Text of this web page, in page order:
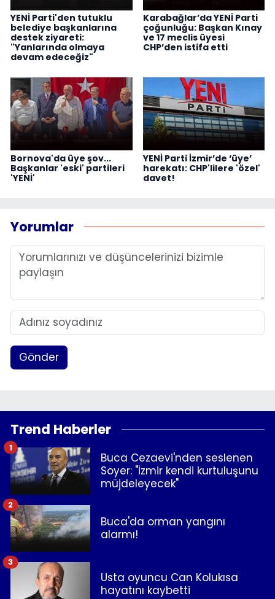
YENİ Parti'den tutuklu
belediye başkanlarına
destek ziyareti:
"Yanlarında olmaya
devam edeceğiz"
Karabağlar’da YENİ Parti
çoğunluğu: Başkan Kınay
ve 17 meclis üyesi
CHP’den istifa etti
Bornova'da üye şov...
Başkanlar 'eski' partileri
'YENİ'
YENİ Parti İzmir’de ‘üye’
harekatı: CHP'lilere 'özel'
davet!
Yorumlar
Gönder
Trend Haberler
Buca Cezaevi'nden seslenen
Soyer: "İzmir kendi kurtuluşunu
müjdeleyecek"
1
Buca'da orman yangını
alarmı!
2
Usta oyuncu Can Kolukısa
hayatını kaybetti
3